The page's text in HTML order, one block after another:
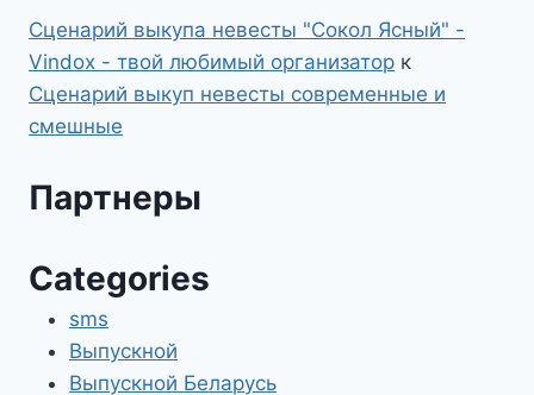
Сценарий выкупа невесты "Сокол Ясный" -
Vindox - твой любимый организатор к
Сценарий выкуп невесты современные и
смешные
Партнеры
Categories
sms
Выпускной
Выпускной Беларусь